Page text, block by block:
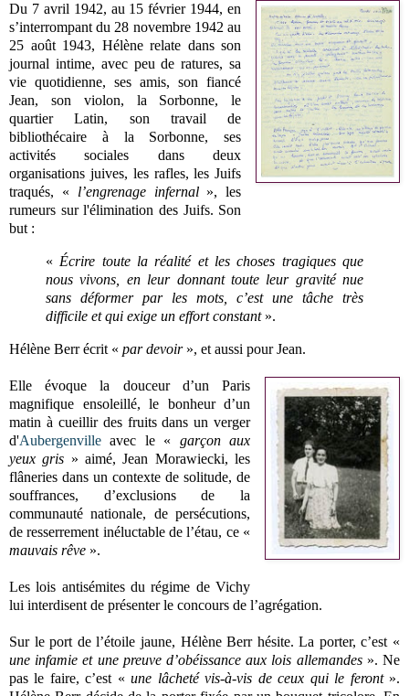
Du 7 avril 1942, au 15 février 1944, en
s’interrompant du 28 novembre 1942 au
25 août 1943, Hélène relate dans son
journal intime, avec peu de ratures, sa
vie quotidienne, ses amis, son fiancé
Jean, son violon, la Sorbonne, le
quartier Latin, son travail de
bibliothécaire à la Sorbonne, ses
activités sociales dans deux
organisations juives, les rafles, les Juifs
traqués, « l’engrenage infernal», les
rumeurs sur l'élimination des Juifs. Son
but :
« Écrire toute la réalité et les choses tragiques que
nous vivons, en leur donnant toute leur gravité nue
sans déformer par les mots, c’est une tâche très
difficile et qui exige un effort constant».
Hélène Berr écrit « par devoir», et aussi pour Jean.
Elle évoque la douceur d’un Paris
magnifique ensoleillé, le bonheur d’un
matin à cueillir des fruits dans un verger
d'Aubergenville avec le « garçon aux
yeux gris » aimé, Jean Morawiecki, les
flâneries dans un contexte de solitude, de
souffrances, d’exclusions de la
communauté nationale, de persécutions,
de resserrement inéluctable de l’étau, ce «
mauvais rêve ».
Les lois antisémites du régime de Vichy
lui interdisent de présenter le concours de l’agrégation.
Sur le port de l’étoile jaune, Hélène Berr hésite. La porter, c’est «
une infamie et une preuve d’obéissance aux lois allemandes». Ne
pas le faire, c’est «une lâcheté vis-à-vis de ceux qui le feront».